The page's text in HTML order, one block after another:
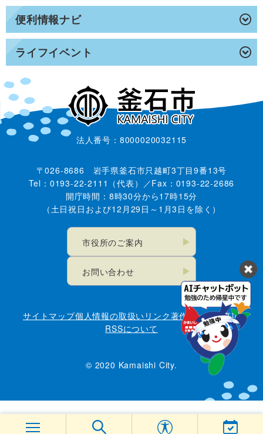
便利情報ナビ
ライフイベント
法人番号：8000020032115
〒026-8686 岩手県釜石市只越町3丁目9番13号
Tel：0193-22-2111（代表）／Fax：0193-22-2686
開庁時間：8時30分から17時15分
（土日祝日および12月29日～1月3日を除く）
市役所のご案内
お問い合わせ
サイトマップ個人情報の取扱い リンク著作権・免責事項
RSSについて
© 2020 Kamaishi City.